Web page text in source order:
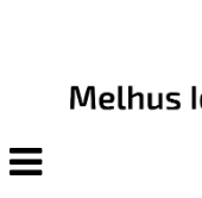
Veksle
navigasjon